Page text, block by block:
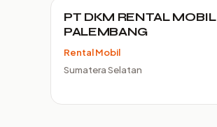
PT DKM RENTAL MOBIL
PALEMBANG
Rental Mobil
Sumatera Selatan